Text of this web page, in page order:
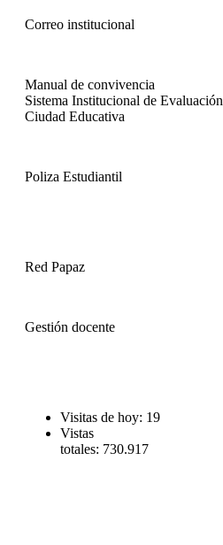
Correo institucional
Manual de convivencia
Sistema Institucional de Evaluación
Ciudad Educativa
Poliza Estudiantil
Red Papaz
Gestión docente
Visitas de hoy: 19
Vistas
totales: 730.917